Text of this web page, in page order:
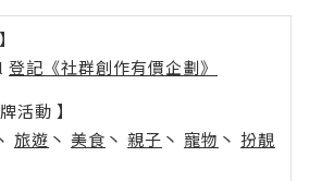
登記《社群創作有價企劃》
活動 】
旅遊 丶 美食 丶 親子 丶 寵物 丶 扮靚